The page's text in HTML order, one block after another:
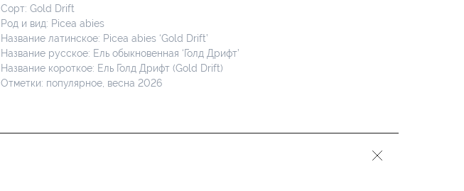
Сорт: Gold Drift
Род и вид: Picea abies
Название латинское: Picea abies ‘Gold Drift’
Название русское: Ель обыкновенная ‘Голд Дрифт’
Название короткое: Ель Голд Дрифт (Gold Drift)
Отметки: популярное, весна 2026